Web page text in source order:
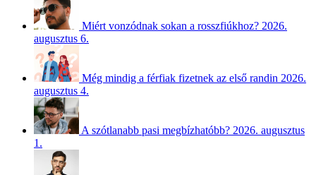
Miért vonzódnak sokan a rosszfiúkhoz? 2026.
augusztus 6.
Még mindig a férfiak fizetnek az első randin 2026.
augusztus 4.
A szótlanabb pasi megbízhatóbb? 2026. augusztus
1.